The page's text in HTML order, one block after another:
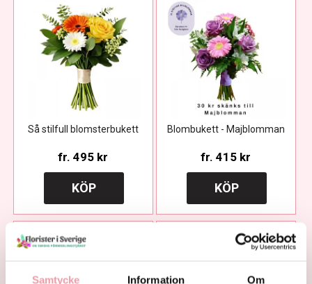
Samtycke Information Om
Så stilfull blomsterbukett
fr. 495 kr
KÖP
Blombukett - Majblomman
fr. 415 kr
KÖP